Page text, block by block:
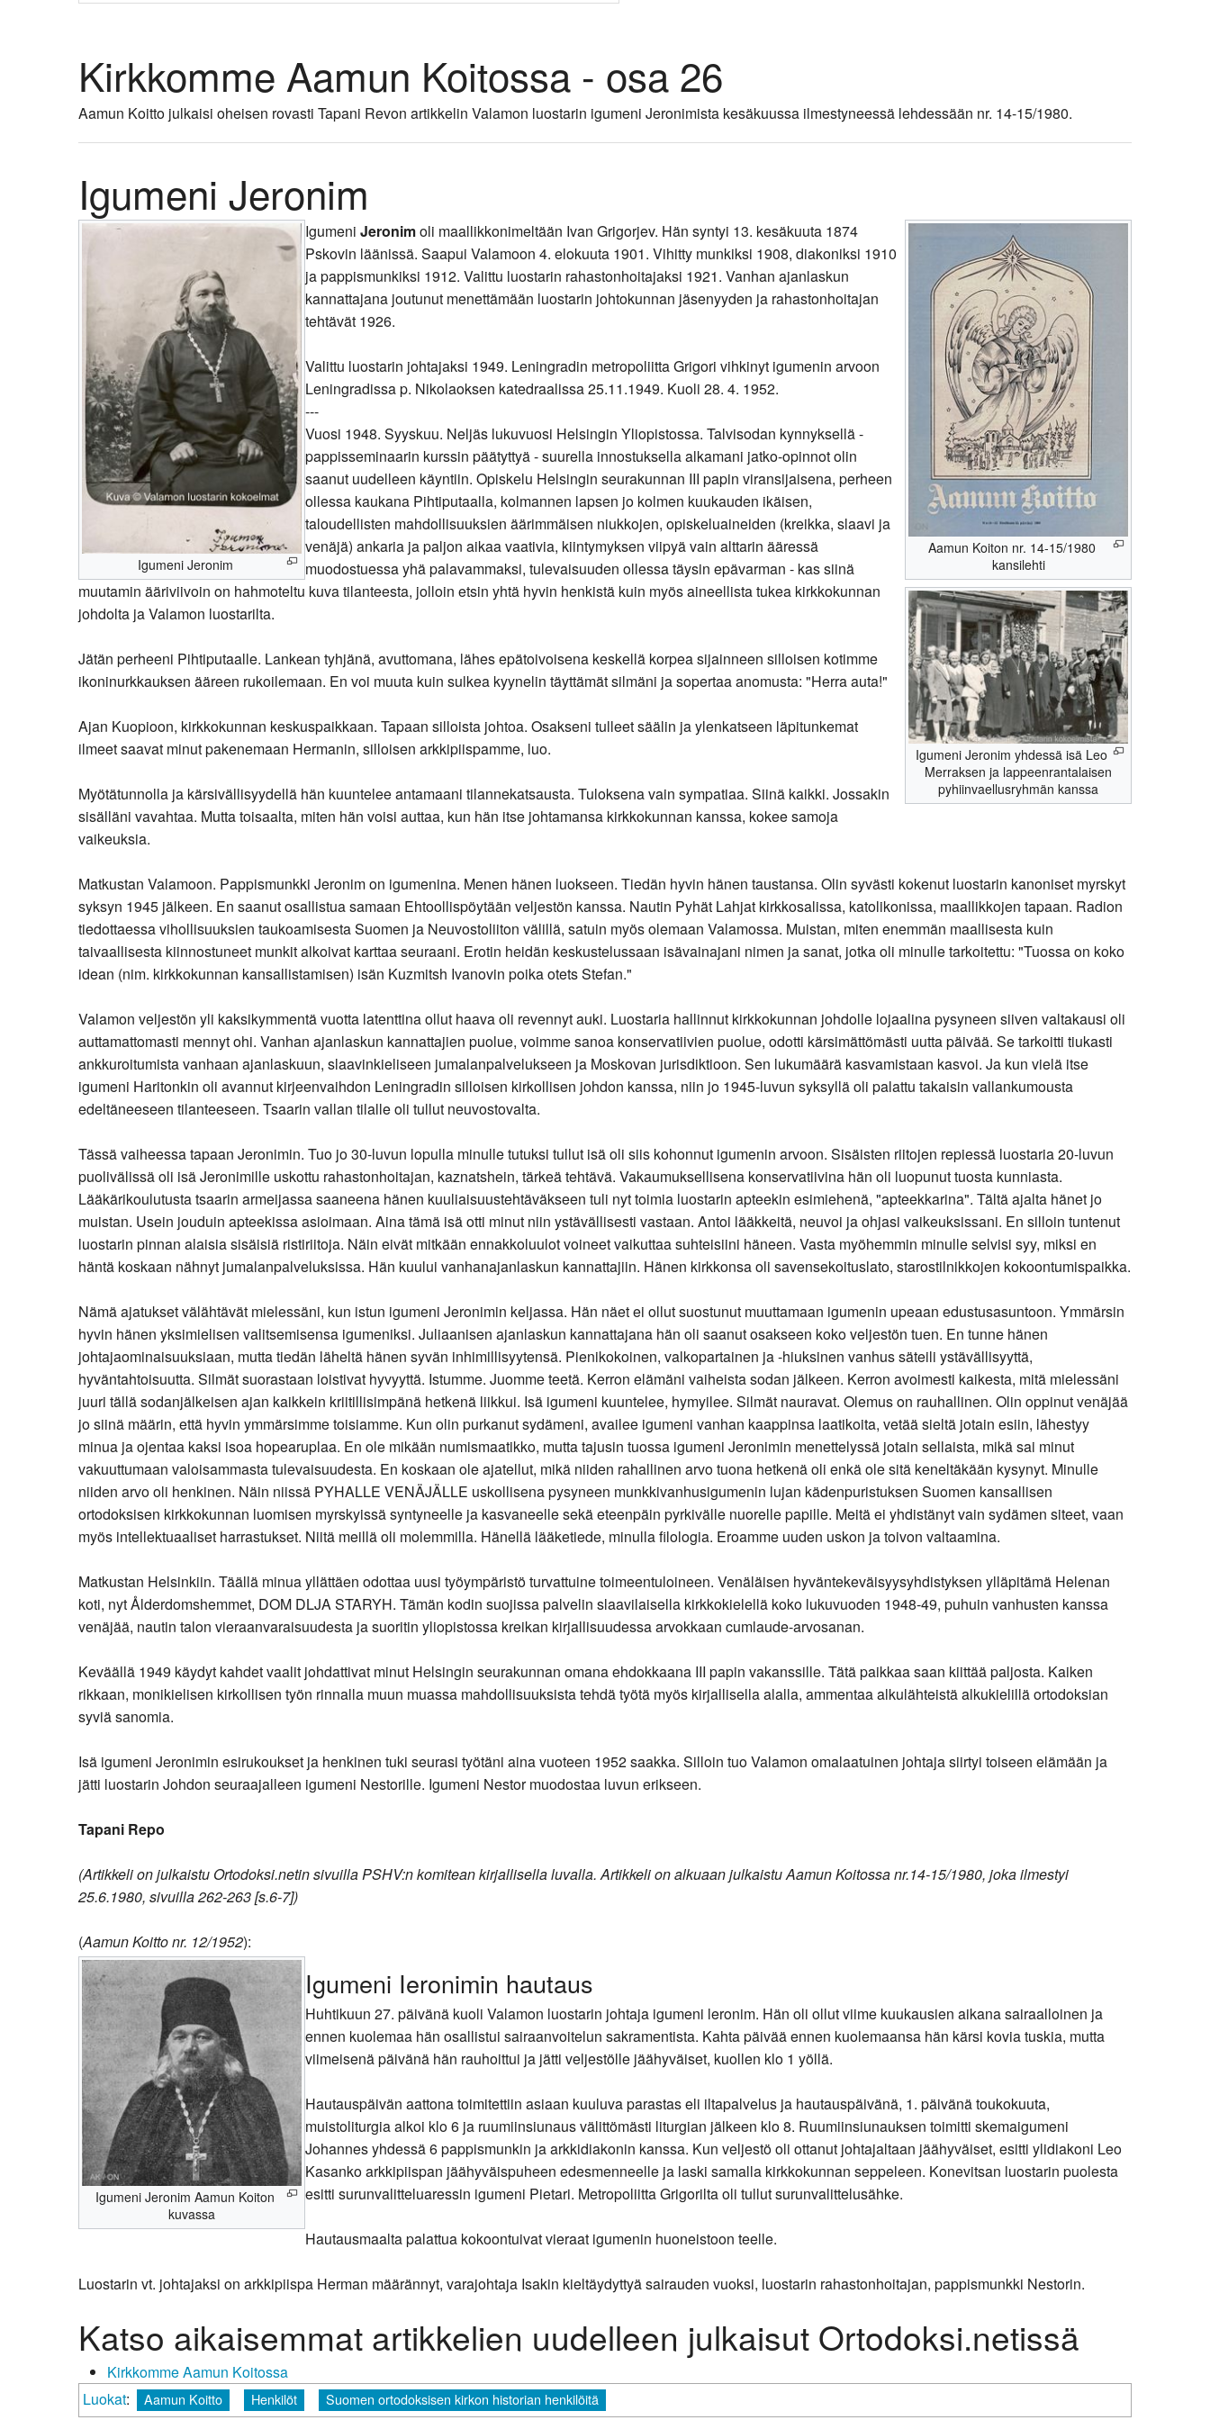
Kirkkomme Aamun Koitossa - osa 26
Aamun Koitto julkaisi oheisen rovasti Tapani Revon artikkelin Valamon luostarin igumeni Jeronimista kesäkuussa ilmestyneessä lehdessään nr. 14-15/1980.
Igumeni Jeronim
Aamun Koiton nr. 14-15/1980
kansilehti
Igumeni Jeronim
Igumeni Jeronim yhdessä isä Leo
Merraksen ja lappeenrantalaisen
pyhiinvaellusryhmän kanssa
Igumeni Jeronimoli maallikkonimeltään Ivan Grigorjev. Hän syntyi 13. kesäkuuta 1874
Pskovin läänissä. Saapui Valamoon 4. elokuuta 1901. Vihitty munkiksi 1908, diakoniksi 1910
ja pappismunkiksi 1912. Valittu luostarin rahastonhoitajaksi 1921. Vanhan ajanlaskun
kannattajana joutunut menettämään luostarin johtokunnan jäsenyyden ja rahastonhoitajan
tehtävät 1926.
Valittu luostarin johtajaksi 1949. Leningradin metropoliitta Grigori vihkinyt igumenin arvoon
Leningradissa p. Nikolaoksen katedraalissa 25.11.1949. Kuoli 28. 4. 1952.
---
Vuosi 1948. Syyskuu. Neljäs lukuvuosi Helsingin Yliopistossa. Talvisodan kynnyksellä -
pappisseminaarin kurssin päätyttyä - suurella innostuksella alkamani jatko-opinnot olin
saanut uudelleen käyntiin. Opiskelu Helsingin seurakunnan III papin viransijaisena, perheen
ollessa kaukana Pihtiputaalla, kolmannen lapsen jo kolmen kuukauden ikäisen,
taloudellisten mahdollisuuksien äärimmäisen niukkojen, opiskeluaineiden (kreikka, slaavi ja
venäjä) ankaria ja paljon aikaa vaativia, kiintymyksen viipyä vain alttarin ääressä
muodostuessa yhä palavammaksi, tulevaisuuden ollessa täysin epävarman - kas siinä
muutamin ääriviivoin on hahmoteltu kuva tilanteesta, jolloin etsin yhtä hyvin henkistä kuin myös aineellista tukea kirkkokunnan
johdolta ja Valamon luostarilta.
Jätän perheeni Pihtiputaalle. Lankean tyhjänä, avuttomana, lähes epätoivoisena keskellä korpea sijainneen silloisen kotimme
ikoninurkkauksen ääreen rukoilemaan. En voi muuta kuin sulkea kyynelin täyttämät silmäni ja sopertaa anomusta: "Herra auta!"
Ajan Kuopioon, kirkkokunnan keskuspaikkaan. Tapaan silloista johtoa. Osakseni tulleet säälin ja ylenkatseen läpitunkemat
ilmeet saavat minut pakenemaan Hermanin, silloisen arkkipiispamme, luo.
Myötätunnolla ja kärsivällisyydellä hän kuuntelee antamaani tilannekatsausta. Tuloksena vain sympatiaa. Siinä kaikki. Jossakin
sisälläni vavahtaa. Mutta toisaalta, miten hän voisi auttaa, kun hän itse johtamansa kirkkokunnan kanssa, kokee samoja
vaikeuksia.
Matkustan Valamoon. Pappismunkki Jeronim on igumenina. Menen hänen luokseen. Tiedän hyvin hänen taustansa. Olin syvästi kokenut luostarin kanoniset myrskyt
syksyn 1945 jälkeen. En saanut osallistua samaan Ehtoollispöytään veljestön kanssa. Nautin Pyhät Lahjat kirkkosalissa, katolikonissa, maallikkojen tapaan. Radion
tiedottaessa vihollisuuksien taukoamisesta Suomen ja Neuvostoliiton välillä, satuin myös olemaan Valamossa. Muistan, miten enemmän maallisesta kuin
taivaallisesta kiinnostuneet munkit alkoivat karttaa seuraani. Erotin heidän keskustelussaan isävainajani nimen ja sanat, jotka oli minulle tarkoitettu: "Tuossa on koko
idean (nim. kirkkokunnan kansallistamisen) isän Kuzmitsh Ivanovin poika otets Stefan."
Valamon veljestön yli kaksikymmentä vuotta latenttina ollut haava oli revennyt auki. Luostaria hallinnut kirkkokunnan johdolle lojaalina pysyneen siiven valtakausi oli
auttamattomasti mennyt ohi. Vanhan ajanlaskun kannattajien puolue, voimme sanoa konservatiivien puolue, odotti kärsimättömästi uutta päivää. Se tarkoitti tiukasti
ankkuroitumista vanhaan ajanlaskuun, slaavinkieliseen jumalanpalvelukseen ja Moskovan jurisdiktioon. Sen lukumäärä kasvamistaan kasvoi. Ja kun vielä itse
igumeni Haritonkin oli avannut kirjeenvaihdon Leningradin silloisen kirkollisen johdon kanssa, niin jo 1945-luvun syksyllä oli palattu takaisin vallankumousta
edeltäneeseen tilanteeseen. Tsaarin vallan tilalle oli tullut neuvostovalta.
Tässä vaiheessa tapaan Jeronimin. Tuo jo 30-luvun lopulla minulle tutuksi tullut isä oli siis kohonnut igumenin arvoon. Sisäisten riitojen repiessä luostaria 20-luvun
puolivälissä oli isä Jeronimille uskottu rahastonhoitajan, kaznatshein, tärkeä tehtävä. Vakaumuksellisena konservatiivina hän oli luopunut tuosta kunniasta.
Lääkärikoulutusta tsaarin armeijassa saaneena hänen kuuliaisuustehtäväkseen tuli nyt toimia luostarin apteekin esimiehenä, "apteekkarina". Tältä ajalta hänet jo
muistan. Usein jouduin apteekissa asioimaan. Aina tämä isä otti minut niin ystävällisesti vastaan. Antoi lääkkeitä, neuvoi ja ohjasi vaikeuksissani. En silloin tuntenut
luostarin pinnan alaisia sisäisiä ristiriitoja. Näin eivät mitkään ennakkoluulot voineet vaikuttaa suhteisiini häneen. Vasta myöhemmin minulle selvisi syy, miksi en
häntä koskaan nähnyt jumalanpalveluksissa. Hän kuului vanhanajanlaskun kannattajiin. Hänen kirkkonsa oli savensekoituslato, starostilnikkojen kokoontumispaikka.
Nämä ajatukset välähtävät mielessäni, kun istun igumeni Jeronimin keljassa. Hän näet ei ollut suostunut muuttamaan igumenin upeaan edustusasuntoon. Ymmärsin
hyvin hänen yksimielisen valitsemisensa igumeniksi. Juliaanisen ajanlaskun kannattajana hän oli saanut osakseen koko veljestön tuen. En tunne hänen
johtajaominaisuuksiaan, mutta tiedän läheltä hänen syvän inhimillisyytensä. Pienikokoinen, valkopartainen ja -hiuksinen vanhus säteili ystävällisyyttä,
hyväntahtoisuutta. Silmät suorastaan loistivat hyvyyttä. Istumme. Juomme teetä. Kerron elämäni vaiheista sodan jälkeen. Kerron avoimesti kaikesta, mitä mielessäni
juuri tällä sodanjälkeisen ajan kaikkein kriitillisimpänä hetkenä liikkui. Isä igumeni kuuntelee, hymyilee. Silmät nauravat. Olemus on rauhallinen. Olin oppinut venäjää
jo siinä määrin, että hyvin ymmärsimme toisiamme. Kun olin purkanut sydämeni, availee igumeni vanhan kaappinsa laatikoita, vetää sieltä jotain esiin, lähestyy
minua ja ojentaa kaksi isoa hopearuplaa. En ole mikään numismaatikko, mutta tajusin tuossa igumeni Jeronimin menettelyssä jotain sellaista, mikä sai minut
vakuuttumaan valoisammasta tulevaisuudesta. En koskaan ole ajatellut, mikä niiden rahallinen arvo tuona hetkenä oli enkä ole sitä keneltäkään kysynyt. Minulle
niiden arvo oli henkinen. Näin niissä PYHALLE VENÄJÄLLE uskollisena pysyneen munkkivanhusigumenin lujan kädenpuristuksen Suomen kansallisen
ortodoksisen kirkkokunnan luomisen myrskyissä syntyneelle ja kasvaneelle sekä eteenpäin pyrkivälle nuorelle papille. Meitä ei yhdistänyt vain sydämen siteet, vaan
myös intellektuaaliset harrastukset. Niitä meillä oli molemmilla. Hänellä lääketiede, minulla filologia. Eroamme uuden uskon ja toivon valtaamina.
Matkustan Helsinkiin. Täällä minua yllättäen odottaa uusi työympäristö turvattuine toimeentuloineen. Venäläisen hyväntekeväisyysyhdistyksen ylläpitämä Helenan
koti, nyt Ålderdomshemmet, DOM DLJA STARYH. Tämän kodin suojissa palvelin slaavilaisella kirkkokielellä koko lukuvuoden 1948-49, puhuin vanhusten kanssa
venäjää, nautin talon vieraanvaraisuudesta ja suoritin yliopistossa kreikan kirjallisuudessa arvokkaan cumlaude-arvosanan.
Keväällä 1949 käydyt kahdet vaalit johdattivat minut Helsingin seurakunnan omana ehdokkaana III papin vakanssille. Tätä paikkaa saan kiittää paljosta. Kaiken
rikkaan, monikielisen kirkollisen työn rinnalla muun muassa mahdollisuuksista tehdä työtä myös kirjallisella alalla, ammentaa alkulähteistä alkukielillä ortodoksian
syviä sanomia.
Isä igumeni Jeronimin esirukoukset ja henkinen tuki seurasi työtäni aina vuoteen 1952 saakka. Silloin tuo Valamon omalaatuinen johtaja siirtyi toiseen elämään ja
jätti luostarin Johdon seuraajalleen igumeni Nestorille. Igumeni Nestor muodostaa luvun erikseen.
Tapani Repo
(Artikkeli on julkaistu Ortodoksi.netin sivuilla PSHV:n komitean kirjallisella luvalla. Artikkeli on alkuaan julkaistu Aamun Koitossa nr.14-15/1980, joka ilmestyi
25.6.1980, sivuilla 262-263 [s.6-7])
(Aamun Koitto nr. 12/1952):
Igumeni Jeronim Aamun Koiton
kuvassa
Igumeni Ieronimin hautaus
Huhtikuun 27. päivänä kuoli Valamon luostarin johtaja igumeni leronim. Hän oli ollut viime kuukausien aikana sairaalloinen ja
ennen kuolemaa hän osallistui sairaanvoitelun sakramentista. Kahta päivää ennen kuolemaansa hän kärsi kovia tuskia, mutta
viimeisenä päivänä hän rauhoittui ja jätti veljestölle jäähyväiset, kuollen klo 1 yöllä.
Hautauspäivän aattona toimitettiin asiaan kuuluva parastas eli iltapalvelus ja hautauspäivänä, 1. päivänä toukokuuta,
muistoliturgia alkoi klo 6 ja ruumiinsiunaus välittömästi liturgian jälkeen klo 8. Ruumiinsiunauksen toimitti skemaigumeni
Johannes yhdessä 6 pappismunkin ja arkkidiakonin kanssa. Kun veljestö oli ottanut johtajaltaan jäähyväiset, esitti ylidiakoni Leo
Kasanko arkkipiispan jäähyväispuheen edesmenneelle ja laski samalla kirkkokunnan seppeleen. Konevitsan luostarin puolesta
esitti surunvalitteluaressin igumeni Pietari. Metropoliitta Grigorilta oli tullut surunvalittelusähke.
Hautausmaalta palattua kokoontuivat vieraat igumenin huoneistoon teelle.
Luostarin vt. johtajaksi on arkkipiispa Herman määrännyt, varajohtaja Isakin kieltäydyttyä sairauden vuoksi, luostarin rahastonhoitajan, pappismunkki Nestorin.
Katso aikaisemmat artikkelien uudelleen julkaisut Ortodoksi.netissä
Kirkkomme Aamun Koitossa
Luokat: Aamun Koitto Henkilöt Suomen ortodoksisen kirkon historian henkilöitä